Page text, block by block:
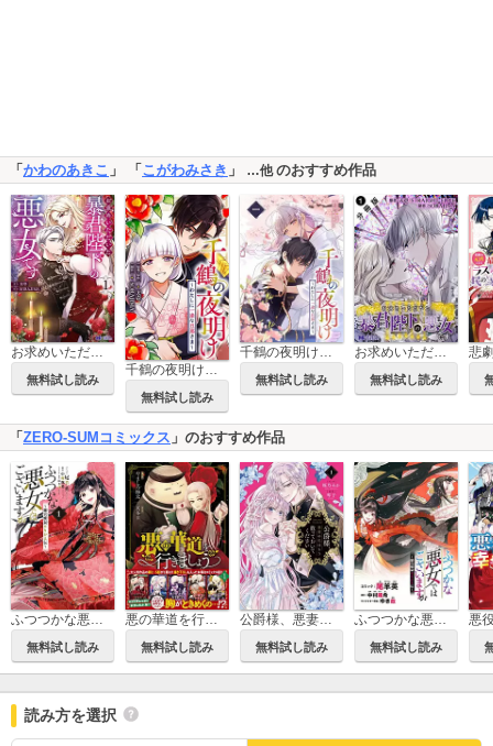
「 かわのあきこ 」 「 こがわみさき 」 …他のおすすめ作品
お求めいただいた暴君陛下の悪女です(コミック)
無料試し読み
千鶴の夜明け～わたしに一途な旦那さま～
無料試し読み
無料試し読み 無料試し読み
「 ZERO-SUMコミックス 」のおすすめ作品
ふつつかな悪女ではございますが ～雛宮蝶鼠とりかえ伝～
無料試し読み
悪の華道を行きましょう【コミックス版】
無料試し読み
公爵様、悪妻の私はもう放っておいてください
無料試し読み
ふつつかな悪女ではございますが ～雛宮蝶鼠とりかえ伝～ 連載版
無料試し読み
読み方を選択